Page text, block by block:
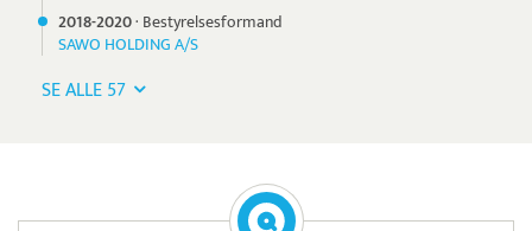
2018-2020· Bestyrelsesformand
SAWO HOLDING A/S
SE ALLE 57